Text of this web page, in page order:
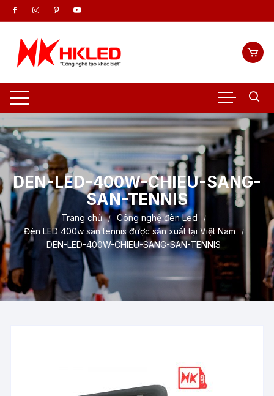
Chuyển
tới
dung
DEN-LED-400W-CHIEU-SANG-
SAN-TENNIS
Trang chủ
Công nghệ đèn Led
Đèn LED 400w sân tennis được sản xuất tại Việt Nam
DEN-LED-400W-CHIEU-SANG-SAN-TENNIS